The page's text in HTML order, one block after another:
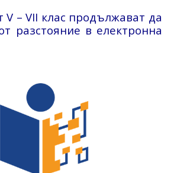
V – VII клас продължават да
разстояние в електронна